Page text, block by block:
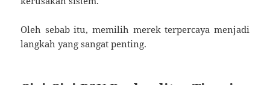
Oleh sebab itu, memilih merek terpercaya menjadi
langkah yang sangat penting.